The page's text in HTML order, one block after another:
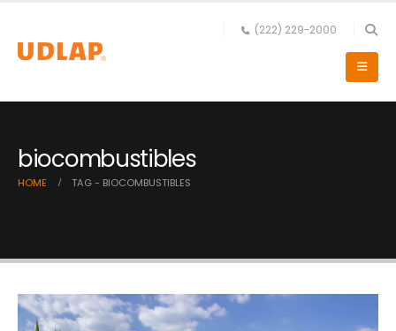
(222) 229-2000
biocombustibles
HOME TAG - BIOCOMBUSTIBLES